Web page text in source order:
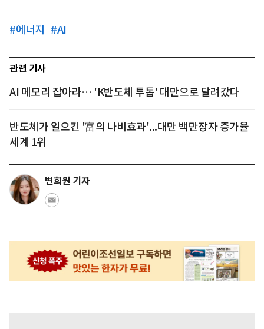
#에너지 #AI
관련 기사
AI 메모리 잡아라… 'K반도체 투톱' 대만으로 달려갔다
반도체가 일으킨 '富의 나비효과'...대만 백만장자 증가율
세계 1위
변희원 기자